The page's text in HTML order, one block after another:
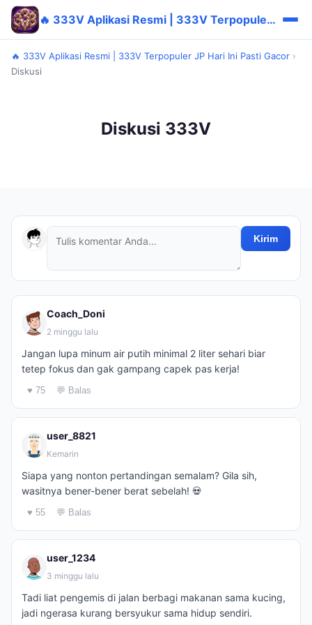
🔥 333V Aplikasi Resmi | 333V Terpopuler JP Hari Ini Pasti Gacor
🔥 333V Aplikasi Resmi | 333V Terpopuler JP Hari Ini Pasti Gacor ›
Diskusi
Diskusi 333V
Kirim
Coach_Doni
2 minggu lalu
Jangan lupa minum air putih minimal 2 liter sehari biar
tetep fokus dan gak gampang capek pas kerja!
♥ 75 💬 Balas
user_8821
Kemarin
Siapa yang nonton pertandingan semalam? Gila sih,
wasitnya bener-bener berat sebelah! 💀
♥ 55 💬 Balas
user_1234
3 minggu lalu
Tadi liat pengemis di jalan berbagi makanan sama kucing,
jadi ngerasa kurang bersyukur sama hidup sendiri.